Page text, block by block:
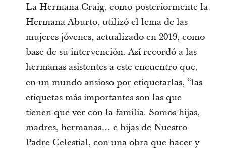
La Hermana Craig, como posteriormente la
Hermana Aburto, utilizó el lema de las
mujeres jóvenes, actualizado en 2019, como
base de su intervención. Así recordó a las
hermanas asistentes a este encuentro que,
en un mundo ansioso por etiquetarlas, “las
etiquetas más importantes son las que
tienen que ver con la familia. Somos hijas,
madres, hermanas… e hijas de Nuestro
Padre Celestial, con una obra que hacer y